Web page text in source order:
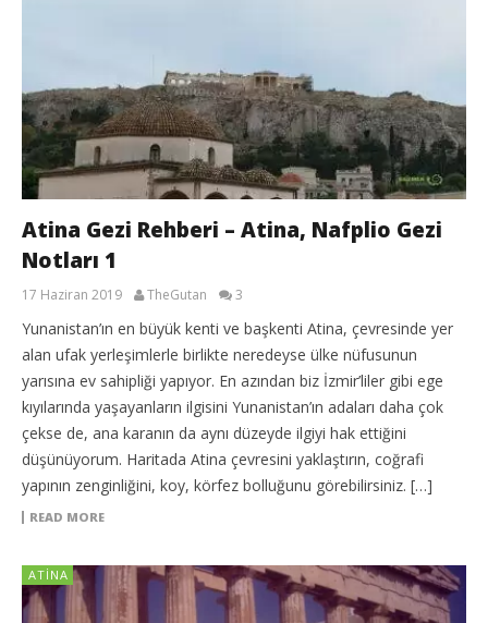
Atina Gezi Rehberi – Atina, Nafplio Gezi
Notları 1
17 Haziran 2019 TheGutan 3
Yunanistan’ın en büyük kenti ve başkenti Atina, çevresinde yer
alan ufak yerleşimlerle birlikte neredeyse ülke nüfusunun
yarısına ev sahipliği yapıyor. En azından biz İzmir’liler gibi ege
kıyılarında yaşayanların ilgisini Yunanistan’ın adaları daha çok
çekse de, ana karanın da aynı düzeyde ilgiyi hak ettiğini
düşünüyorum. Haritada Atina çevresini yaklaştırın, coğrafi
yapının zenginliğini, koy, körfez bolluğunu görebilirsiniz. […]
READ MORE
ATINA